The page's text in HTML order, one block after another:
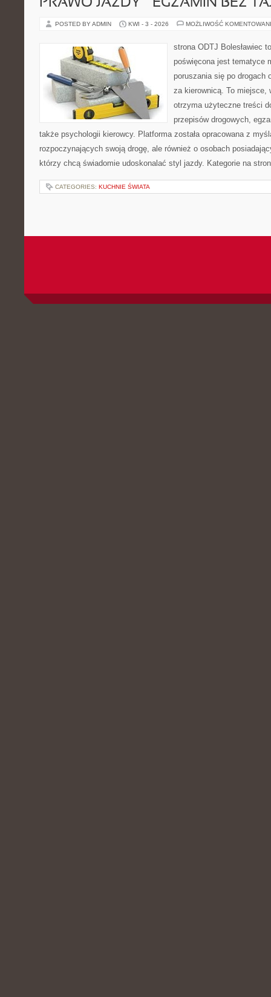
PRAWO JAZDY – EGZAMIN BEZ
POSTED BY ADMIN KWI - 3 - 2026 MOŻLIWOŚĆ
strona ODTJ Bolesławiec
poświęcona jest tematyce
poruszania się po drogach
za kierownicą. To miejsce,
otrzyma użyteczne treści
przepisów drogowych,
także psychologii kierowcy. Platforma została opracowana z
rozpoczynających swoją drogę, ale również o osobach
którzy chcą świadomie udoskonalać styl jazdy. Kategorie na
CATEGORIES: KUCHNIE ŚWIATA